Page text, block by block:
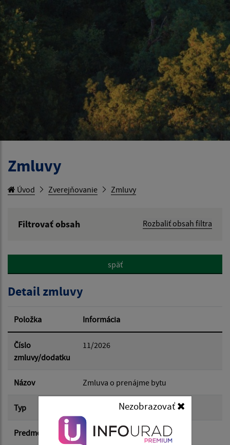
Nezobrazovať
Zmluvy
Úvod Zverejňovanie Zmluvy
Filtrovať obsah
Rozbaliť obsah filtra
Hľadať v:
Dátum od:
Dátum do:
Suma od:
späť
Detail zmluvy
Položka Informácia
Číslo
zmluvy/dodatku
11/2026
Názov Zmluva o prenájme bytu
Typ Hlavná zmluva
Predmet Prenájom bytu